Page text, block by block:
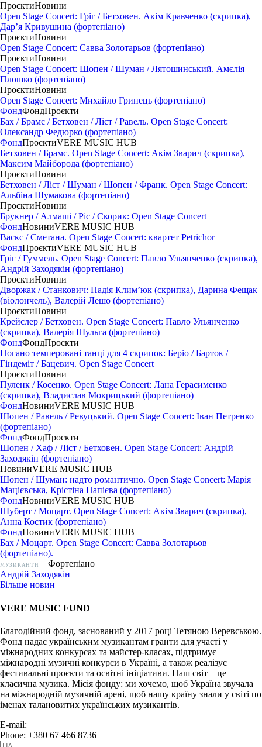
ПроєктиНовини
Open Stage Concert: Гріг / Бетховен. Акім Кравченко (скрипка),
Дар’я Кривушина (фортепіано)
ПроєктиНовини
Open Stage Concert: Савва Золотарьов (фортепіано)
ПроєктиНовини
Open Stage Concert: Шопен / Шуман / Лятошинський. Амєлія
Плошко (фортепіано)
ПроєктиНовини
Open Stage Сoncert: Михайло Гринець (фортепіано)
ФондФондПроєкти
Бах / Брамс / Бетховен / Ліст / Равель. Open Stage Concert:
Олександр Федюрко (фортепіано)
ФондПроєктиVERE MUSIC HUB
Бетховен / Брамс. Open Stage Concert: Акім Зварич (скрипка),
Максим Майборода (фортепіано)
ПроєктиНовини
Бетховен / Ліст / Шуман / Шопен / Франк. Open Stage Concert:
Альбіна Шумакова (фортепіано)
ПроєктиНовини
Брукнер / Алмаші / Ріс / Скорик: Open Stage Concert
ФондНовиниVERE MUSIC HUB
Васкс / Сметана. Open Stage Concert: квартет Petrichor
ФондПроєктиVERE MUSIC HUB
Гріг / Гуммель. Open Stage Concert: Павло Ульянченко (скрипка),
Андрій Заходякін (фортепіано)
ПроєктиНовини
Дворжак / Станкович: Надія Климʼюк (скрипка), Дарина Фещак
(віолончель), Валерій Лешо (фортепіано)
ПроєктиНовини
Крейслер / Бетховен. Open Stage Concert: Павло Ульянченко
(скрипка), Валерія Шульга (фортепіано)
ФондФондПроєкти
Погано темперовані танці для 4 скрипок: Беріо / Барток /
Гіндеміт / Бацевич. Open Stage Concert
ПроєктиНовини
Пуленк / Косенко. Open Stage Concert: Лана Герасименко
(скрипка), Владислав Мокрицький (фортепіано)
ФондНовиниVERE MUSIC HUB
Шопен / Равель / Ревуцький. Open Stage Concert: Іван Петренко
(фортепіано)
ФондФондПроєкти
Шопен / Хаф / Ліст / Бетховен. Open Stage Concert: Андрій
Заходякін (фортепіано)
НовиниVERE MUSIC HUB
Шопен / Шуман: надто романтично. Open Stage Concert: Марія
Мацієвська, Крістіна Папієва (фортепіано)
ФондНовиниVERE MUSIC HUB
Шуберт / Моцарт. Open Stage Concert: Акім Зварич (скрипка),
Анна Костик (фортепіано)
ФондНовиниVERE MUSIC HUB
Бах / Моцарт. Open Stage Concert: Савва Золотарьов
(фортепіано).
МУЗИКАНТИ
Фортепіано
Андрій Заходякін
Більше новин
VERE MUSIC FUND
Благодійний фонд, заснований у 2017 році Тетяною Веревською.
Фонд надає українським музикантам гранти для участі у
міжнародних конкурсах та майстер-класах, підтримує
міжнародні музичні конкурси в Україні, а також реалізує
фестивальні проєкти та освітні ініціативи. Наш світ – це
класична музика. Місія фонду: ми хочемо, щоб Україна звучала
на міжнародній музичній арені, щоб нашу країну знали у світі по
іменах талановитих українських музикантів.
E-mail:
Phone: +380 67 466 8736